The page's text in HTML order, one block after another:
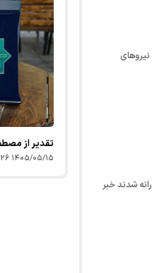
شدند خبر
تقدیر از
۱۴۰۵/۰۵/۱۵ ۱۵:۲۶